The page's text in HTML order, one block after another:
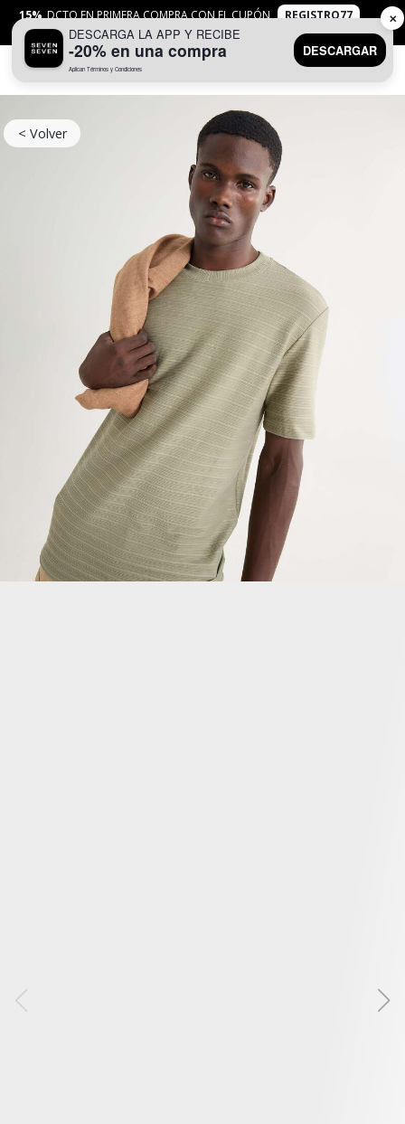
15% DCTO EN PRIMERA COMPRA CON EL CUPÓN
REGISTRO77
APLICANTYC
< Volver
DESCARGA LA APP Y RECIBE
-20% en una compra
Aplican Términos y Condiciones
DESCARGAR
✕